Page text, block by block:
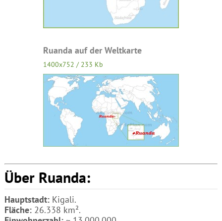
Ruanda auf der Weltkarte
1400x752 / 233 Kb
Über Ruanda:
Hauptstadt:Kigali.
Fläche:26.338 km².